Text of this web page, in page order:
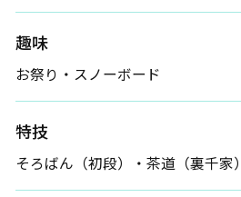
趣味
お祭り・スノーボード
特技
そろばん（初段）・茶道（裏千家）